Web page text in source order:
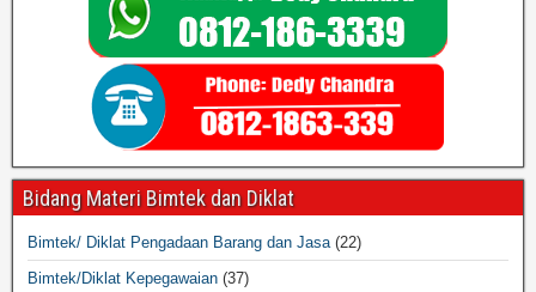
Bidang Materi Bimtek dan Diklat
Bimtek/ Diklat Pengadaan Barang dan Jasa(22)
Bimtek/Diklat Kepegawaian (37)